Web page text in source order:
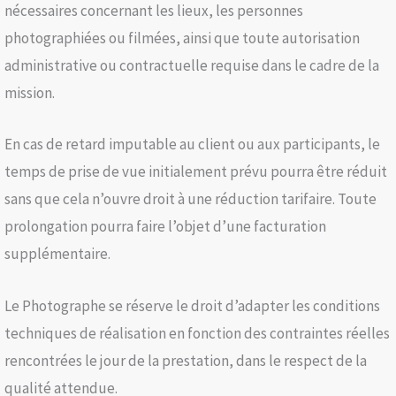
nécessaires concernant les lieux, les personnes
photographiées ou filmées, ainsi que toute autorisation
administrative ou contractuelle requise dans le cadre de la
mission.
En cas de retard imputable au client ou aux participants, le
temps de prise de vue initialement prévu pourra être réduit
sans que cela n’ouvre droit à une réduction tarifaire. Toute
prolongation pourra faire l’objet d’une facturation
supplémentaire.
Le Photographe se réserve le droit d’adapter les conditions
techniques de réalisation en fonction des contraintes réelles
rencontrées le jour de la prestation, dans le respect de la
qualité attendue.